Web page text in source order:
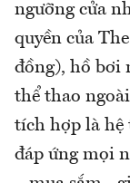
ngưỡng cửa
quyền của
đồng), hồ bơi
thể thao
tích hợp là
đáp ứng mọi